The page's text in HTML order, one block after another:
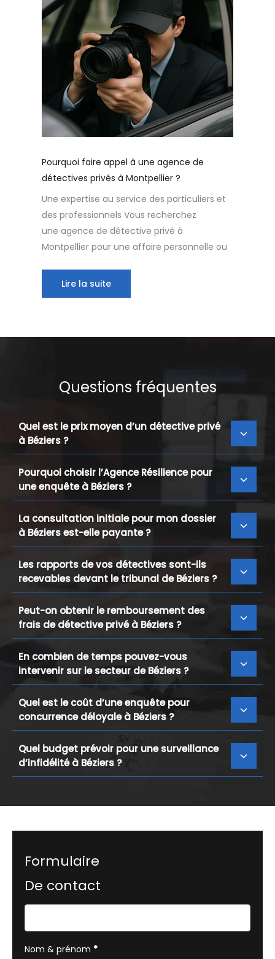
Pourquoi faire appel à une agence de
détectives privés à Montpellier ?
Une expertise au service des particuliers et
des professionnels Vous recherchez
une agence de détective privé à
Montpellier pour une affaire personnelle ou
Lire la suite
Questions fréquentes
Quel est le prix moyen d’un détective privé
à Béziers ?
Pourquoi choisir l’Agence Résilience pour
une enquête à Béziers ?
La consultation initiale pour mon dossier
à Béziers est-elle payante ?
Les rapports de vos détectives sont-ils
recevables devant le tribunal de Béziers ?
Peut-on obtenir le remboursement des
frais de détective privé à Béziers ?
En combien de temps pouvez-vous
intervenir sur le secteur de Béziers ?
Quel est le coût d’une enquête pour
concurrence déloyale à Béziers ?
Quel budget prévoir pour une surveillance
d’infidélité à Béziers ?
Formulaire
De contact
simple
avec
Nom & prénom *